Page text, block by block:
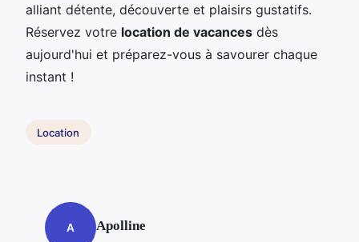
alliant détente, découverte et plaisirs gustatifs.
Réservez votre location de vacances dès
aujourd'hui et préparez-vous à savourer chaque
instant !
Location
A Apolline